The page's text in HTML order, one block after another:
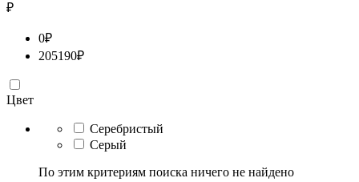
₽
0₽
205190₽
Цвет
Серебристый
Серый
По этим критериям поиска ничего не найдено